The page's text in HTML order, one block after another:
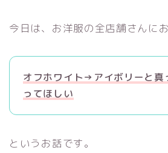
今日は、お洋服の全店舗さんに
オフホワイト→アイボリーと真
ってほしい
というお話です。